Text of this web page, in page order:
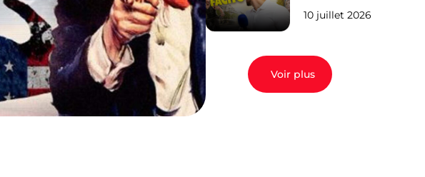
EN 2027 : l’avis
10 juillet 2026
Voir plus